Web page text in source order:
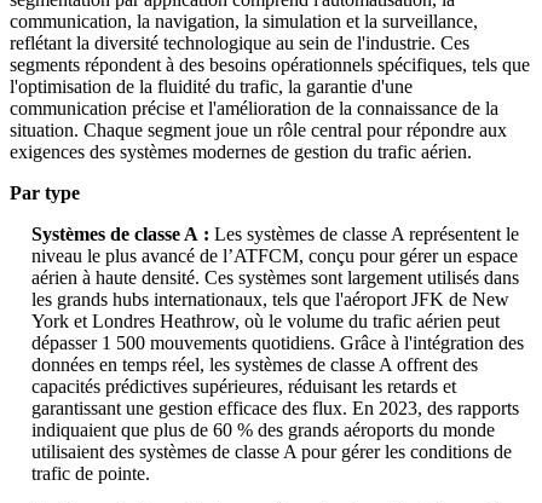
communication, la navigation, la simulation et la surveillance,
reflétant la diversité technologique au sein de l'industrie. Ces
segments répondent à des besoins opérationnels spécifiques, tels que
l'optimisation de la fluidité du trafic, la garantie d'une
communication précise et l'amélioration de la connaissance de la
situation. Chaque segment joue un rôle central pour répondre aux
exigences des systèmes modernes de gestion du trafic aérien.
Par type
Systèmes de classe A : Les systèmes de classe A représentent le
niveau le plus avancé de l’ATFCM, conçu pour gérer un espace
aérien à haute densité. Ces systèmes sont largement utilisés dans
les grands hubs internationaux, tels que l'aéroport JFK de New
York et Londres Heathrow, où le volume du trafic aérien peut
dépasser 1 500 mouvements quotidiens. Grâce à l'intégration des
données en temps réel, les systèmes de classe A offrent des
capacités prédictives supérieures, réduisant les retards et
garantissant une gestion efficace des flux. En 2023, des rapports
indiquaient que plus de 60 % des grands aéroports du monde
utilisaient des systèmes de classe A pour gérer les conditions de
trafic de pointe.